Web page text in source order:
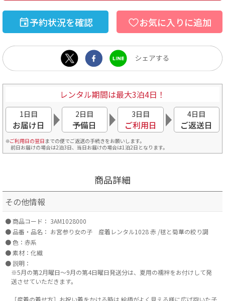
予約状況を確認 お気に入りに追加
レンタル期間は最大3泊4日！
1日目
お届け日
2日目
予備日
3日目
ご利用日
4日目
ご返送日
ご利用日の翌日 までの便でご返送の手続きをお願いします。
前日お届けの場合は2泊3日、当日お届けの場合は1泊2日となります。
商品詳細
その他情報
商品コード： 3AM1028000
品番・品名： お宮参り女の子 産着レンタル1028 赤 /毬と菊華の絞り調
色：赤系
素材：化繊
説明：
※5月の第2月曜日～9月の第4日曜日発送分は、夏用の襦袢をお付けして発
送させていただきます。